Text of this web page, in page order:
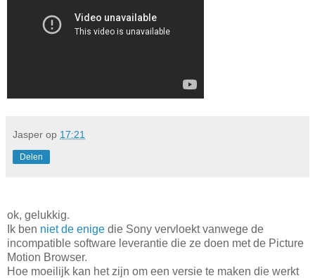
Jasper op 17:21
Delen
ok, gelukkig.
Ik ben niet de enige die Sony vervloekt vanwege de
incompatible software leverantie die ze doen met de Picture
Motion Browser.
Hoe moeilijk kan het zijn om een versie te maken die werkt